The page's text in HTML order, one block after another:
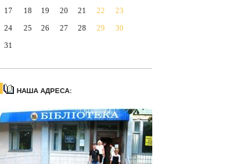
17 18 19 20 21 22 23
24 25 26 27 28 29 30
31
НАША АДРЕСА: